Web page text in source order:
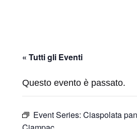
« Tutti gli Eventi
Questo evento è passato.
Event Series: Ciaspolata